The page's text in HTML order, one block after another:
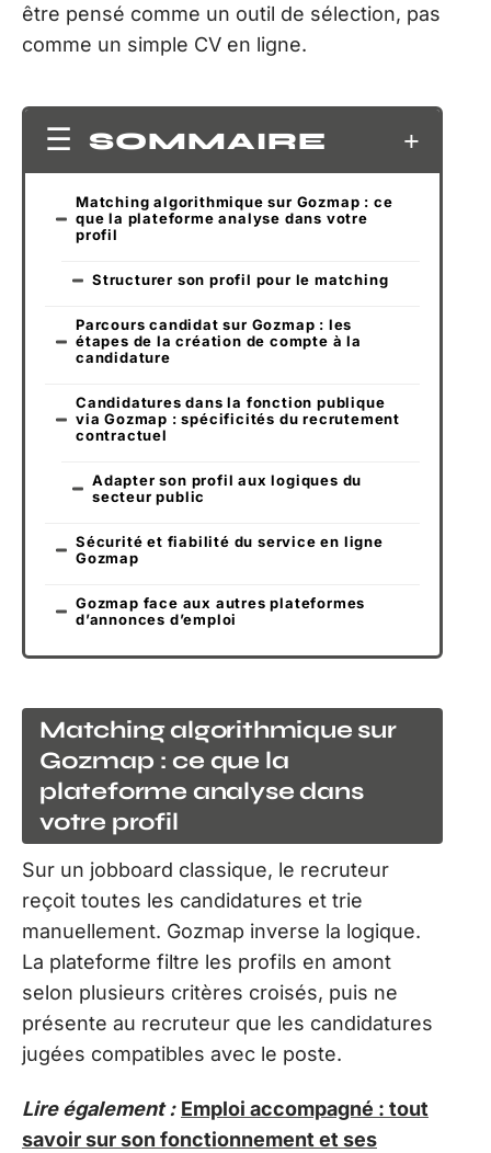
être pensé comme un outil de sélection, pas
comme un simple CV en ligne.
SOMMAIRE
Matching algorithmique sur Gozmap : ce
que la plateforme analyse dans votre
profil
Structurer son profil pour le matching
Parcours candidat sur Gozmap : les
étapes de la création de compte à la
candidature
Candidatures dans la fonction publique
via Gozmap : spécificités du recrutement
contractuel
Adapter son profil aux logiques du
secteur public
Sécurité et fiabilité du service en ligne
Gozmap
Gozmap face aux autres plateformes
d’annonces d’emploi
Matching algorithmique sur
Gozmap : ce que la
plateforme analyse dans
votre profil
Sur un jobboard classique, le recruteur
reçoit toutes les candidatures et trie
manuellement. Gozmap inverse la logique.
La plateforme filtre les profils en amont
selon plusieurs critères croisés, puis ne
présente au recruteur que les candidatures
jugées compatibles avec le poste.
Lire également : Emploi accompagné : tout
savoir sur son fonctionnement et ses